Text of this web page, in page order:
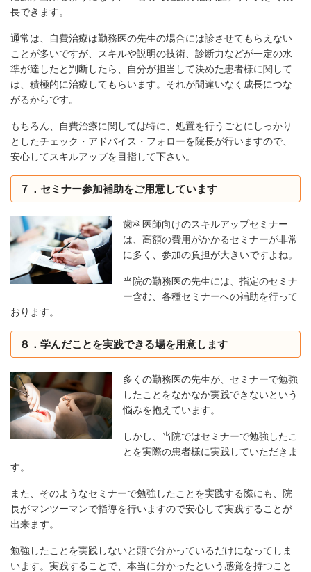
長できます。
通常は、自費治療は勤務医の先生の場合には診させてもらえない
ことが多いですが、スキルや説明の技術、診断力などが一定の水
準が達したと判断したら、自分が担当して決めた患者様に関して
は、積極的に治療してもらいます。それが間違いなく成長につな
がるからです。
もちろん、自費治療に関しては特に、処置を行うごとにしっかり
としたチェック・アドバイス・フォローを院長が行いますので、
安心してスキルアップを目指して下さい。
７．セミナー参加補助をご用意しています
歯科医師向けのスキルアップセミナー
は、高額の費用がかかるセミナーが非常
に多く、参加の負担が大きいですよね。
当院の勤務医の先生には、指定のセミナ
ー含む、各種セミナーへの補助を行って
おります。
８．学んだことを実践できる場を用意します
多くの勤務医の先生が、セミナーで勉強
したことをなかなか実践できないという
悩みを抱えています。
しかし、当院ではセミナーで勉強したこ
とを実際の患者様に実践していただきま
す。
また、そのようなセミナーで勉強したことを実践する際にも、院
長がマンツーマンで指導を行いますので安心して実践することが
出来ます。
勉強したことを実践しないと頭で分かっているだけになってしま
います。実践することで、本当に分かったという感覚を持つこと